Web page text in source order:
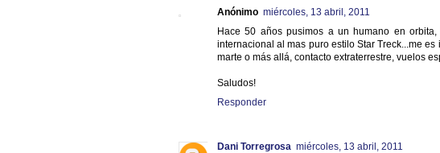
Anónimo miércoles, 13 abril, 2011
Hace 50 años pusimos a un humano en
internacional al mas puro estilo Star Treck...me
marte o más allá, contacto extraterrestre, vuelos
Saludos!
Responder
Dani Torregrosa miércoles, 13 abril, 2011